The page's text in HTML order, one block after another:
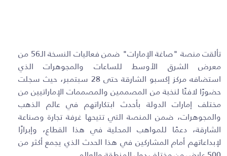
تألقت منصة "صاغة الإمارات" ضمن فعاليات النسخة الـ56 من
معرض الشرق الأوسط للساعات والمجوهرات الذي
استضافه مركز إكسبو الشارقة حتى 28 سبتمبر، حيث سجلت
حضورًا لافتًا لنخبة من المصممين والمصممات الإماراتيين من
مختلف إمارات الدولة بأحدث ابتكاراتهم في عالم الذهب
والمجوهرات، ضمن المنصة التي تتيحها غرفة تجارة وصناعة
الشارقة، دعمًا للمواهب المحلية في هذا القطاع، وإبرازًا
لإبداعاتهم أمام المشاركين في هذا الحدث الذي يجمع أكثر من